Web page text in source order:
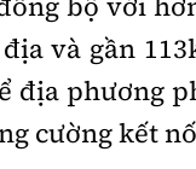
- Giải Trí
và gần
địa phương
cường kết